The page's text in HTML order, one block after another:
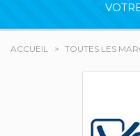
ACCUEIL TOUTES LES